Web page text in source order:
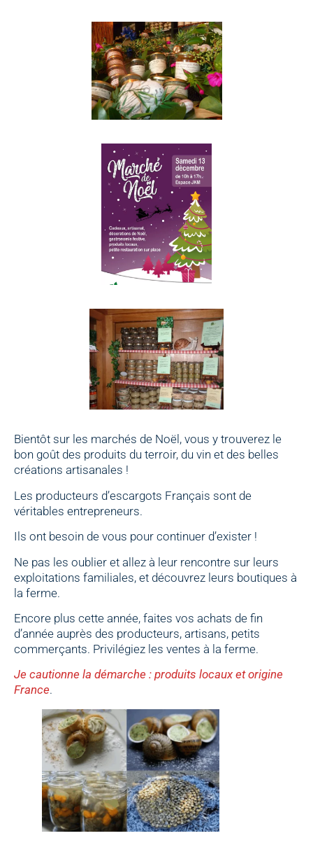
Bientôt sur les marchés de Noël, vous y trouverez le
bon goût des produits du terroir, du vin et des belles
créations artisanales !
Les producteurs d’escargots Français sont de
véritables entrepreneurs.
Ils ont besoin de vous pour continuer d’exister !
Ne pas les oublier et allez à leur rencontre sur leurs
exploitations familiales, et découvrez leurs boutiques à
la ferme.
Encore plus cette année, faites vos achats de fin
d’année auprès des producteurs, artisans, petits
commerçants. Privilégiez les ventes à la ferme.
Je cautionne la démarche : produits locaux et origine
France.